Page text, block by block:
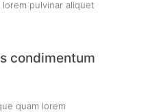
pulvinar aliquet
condimentum
quam lorem